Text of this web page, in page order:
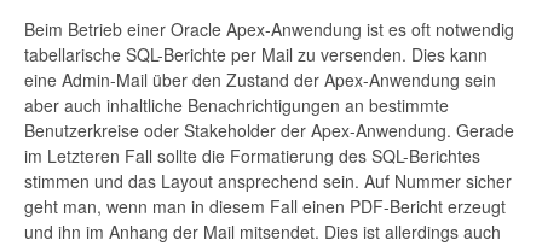
Beim Betrieb einer Oracle Apex-Anwendung ist es oft notwendig
tabellarische SQL-Berichte per Mail zu versenden. Dies kann
eine Admin-Mail über den Zustand der Apex-Anwendung sein
aber auch inhaltliche Benachrichtigungen an bestimmte
Benutzerkreise oder Stakeholder der Apex-Anwendung. Gerade
im Letzteren Fall sollte die Formatierung des SQL-Berichtes
stimmen und das Layout ansprechend sein. Auf Nummer sicher
geht man, wenn man in diesem Fall einen PDF-Bericht erzeugt
und ihn im Anhang der Mail mitsendet. Dies ist allerdings auch